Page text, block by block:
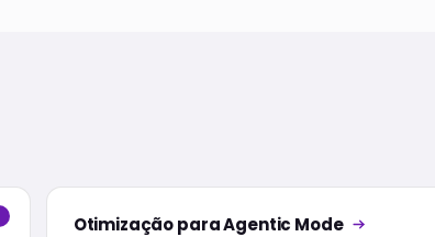
Otimização para Agentic Mode